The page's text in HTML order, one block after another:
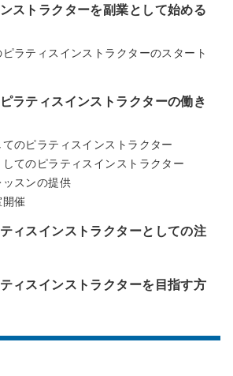
ストラクターを副業として始める
ラティスインストラクターのスタート
ラティスインストラクターの働き
のピラティスインストラクター
てのピラティスインストラクター
スンの提供
開催
ィスインストラクターとしての注
ィスインストラクターを目指す方